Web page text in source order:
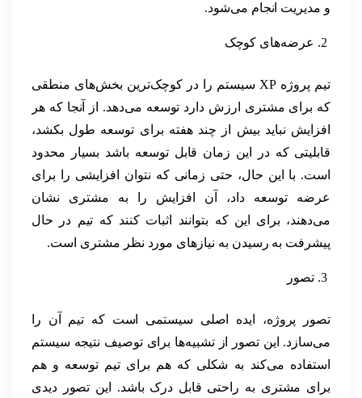
و مدیریت انجام می‌شود.
عرضه‌های کوچک
تیم پروژه XP سیستم را در کوچک‌ترین بخش‌های منطقی
که برای مشتری ارزش دارد توسعه می‌دهد. از آنجا که هر
افزایش نباید بیش از چند هفته برای توسعه طول بکشد،
قابلیتی که در این زمان قابل توسعه باشد بسیار محدود
است. با این حال، حتی زمانی که نتوان افزایشی را برای
عرضه توسعه داد، آن افزایش را به مشتری نشان
می‌دهند، برای این که بتوانند اثبات کنند که تیم در حال
پیشرفت به رسیدن به نیازهای مورد نظر مشتری است.
تصور
تصور پروژه، ایده اصلی سیستمی است که تیم آن را
می‌سازد. این تصور از تشبیه‌ها برای توصیف نتیجه سیستم
استفاده می‌کند به شکلی که هم برای تیم توسعه و هم
برای مشتری به راحتی قابل درک باشد. این تصور دیدی